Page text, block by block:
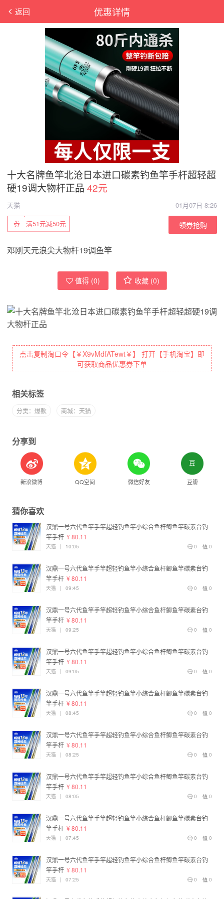
优惠详情
返回
十大名牌鱼竿北沧日本进口碳素钓鱼竿手杆超轻超
硬19调大物杆正品 42元
天猫
01月07日 8:26
满51元减50元
券 领券抢购
邓刚天元浪尖大物杆19调鱼竿
值得 (0) 收藏 (0)
点击复制淘口令【￥X9vMdfATewt￥】 打开【手机淘宝】即
可获取商品优惠券下单
相关标签
分类：爆款 商城：天猫
分享到
新浪微博 QQ空间 微信好友 豆瓣
猜你喜欢
汉鼎一号六代鱼竿手竿超轻钓鱼竿小综合鱼杆鲫鱼竿碳素台钓
竿手杆 ¥ 80.11
0
0
天猫 | 10:05
汉鼎一号六代鱼竿手竿超轻钓鱼竿小综合鱼杆鲫鱼竿碳素台钓
竿手杆 ¥ 80.11
0
0
天猫 | 09:45
汉鼎一号六代鱼竿手竿超轻钓鱼竿小综合鱼杆鲫鱼竿碳素台钓
竿手杆 ¥ 80.11
0
0
天猫 | 09:25
汉鼎一号六代鱼竿手竿超轻钓鱼竿小综合鱼杆鲫鱼竿碳素台钓
竿手杆 ¥ 80.11
0
0
天猫 | 09:05
汉鼎一号六代鱼竿手竿超轻钓鱼竿小综合鱼杆鲫鱼竿碳素台钓
竿手杆 ¥ 80.11
0
0
天猫 | 08:45
汉鼎一号六代鱼竿手竿超轻钓鱼竿小综合鱼杆鲫鱼竿碳素台钓
竿手杆 ¥ 80.11
0
0
天猫 | 08:25
汉鼎一号六代鱼竿手竿超轻钓鱼竿小综合鱼杆鲫鱼竿碳素台钓
竿手杆 ¥ 80.11
0
0
天猫 | 08:05
汉鼎一号六代鱼竿手竿超轻钓鱼竿小综合鱼杆鲫鱼竿碳素台钓
竿手杆 ¥ 80.11
0
0
天猫 | 07:45
汉鼎一号六代鱼竿手竿超轻钓鱼竿小综合鱼杆鲫鱼竿碳素台钓
竿手杆 ¥ 80.11
0
0
天猫 | 07:25